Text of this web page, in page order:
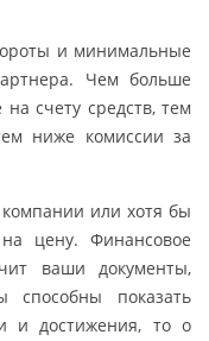
и минимальные
Чем больше
счету средств, тем
ниже комиссии за
или хотя бы
цену. Финансовое
ваши документы,
показать
и достижения, то о